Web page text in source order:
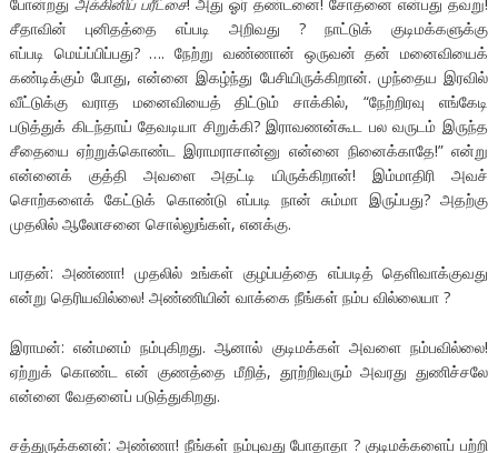
சீதாவின் புனிதத்தை எப்படி அறிவது ? நாட்டுக் குடிமக்களுக்கு
எப்படி மெய்ப்பிப்பது? …. நேற்று வண்ணான் ஒருவன் தன் மனைவியைக்
கண்டிக்கும் போது, என்னை இகழ்ந்து பேசியிருக்கிறான். முந்தைய இரவில்
வீட்டுக்கு வராத மனைவியைத் திட்டும் சாக்கில், “நேற்றிரவு எங்கேடி
படுத்துக் கிடந்தாய் தேவடியா சிறுக்கி? இராவணன்கூட பல வருடம் இருந்த
சீதையை ஏற்றுக்கொண்ட இராமராசான்னு என்னை நினைக்காதே!” என்று
என்னைக் குத்தி அவளை அதட்டி யிருக்கிறான்! இம்மாதிரி அவச்
சொற்களைக் கேட்டுக் கொண்டு எப்படி நான் சும்மா இருப்பது? அதற்கு
முதலில் ஆலோசனை சொல்லுங்கள், எனக்கு.
பரதன்: அண்ணா! முதலில் உங்கள் குழப்பத்தை எப்படித் தெளிவாக்குவது
என்று தெரியவில்லை! அண்ணியின் வாக்கை நீங்கள் நம்ப வில்லையா ?
இராமன்: என்மனம் நம்புகிறது. ஆனால் குடிமக்கள் அவளை நம்பவில்லை!
ஏற்றுக் கொண்ட என் குணத்தை மீறித், தூற்றிவரும் அவரது துணிச்சலே
என்னை வேதனைப் படுத்துகிறது.
சத்துருக்கனன்: அண்ணா! நீங்கள் நம்புவது போதாதா ? குடிமக்களைப் பற்றி